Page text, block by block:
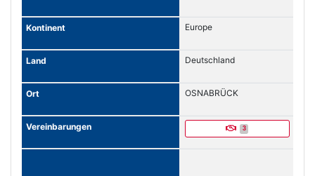
Europe
Deutschland
OSNABRÜCK
3